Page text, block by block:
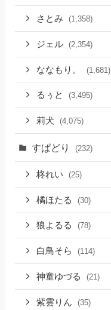
さとみ (1,358)
ジェル (2,354)
ななもり。 (1,681)
るぅと (3,495)
莉犬 (4,075)
すぱどり (232)
柊れい (25)
橘ほたる (30)
狼よるる (78)
白鳥そら (114)
神童ゆづる (21)
紫雲りん (35)